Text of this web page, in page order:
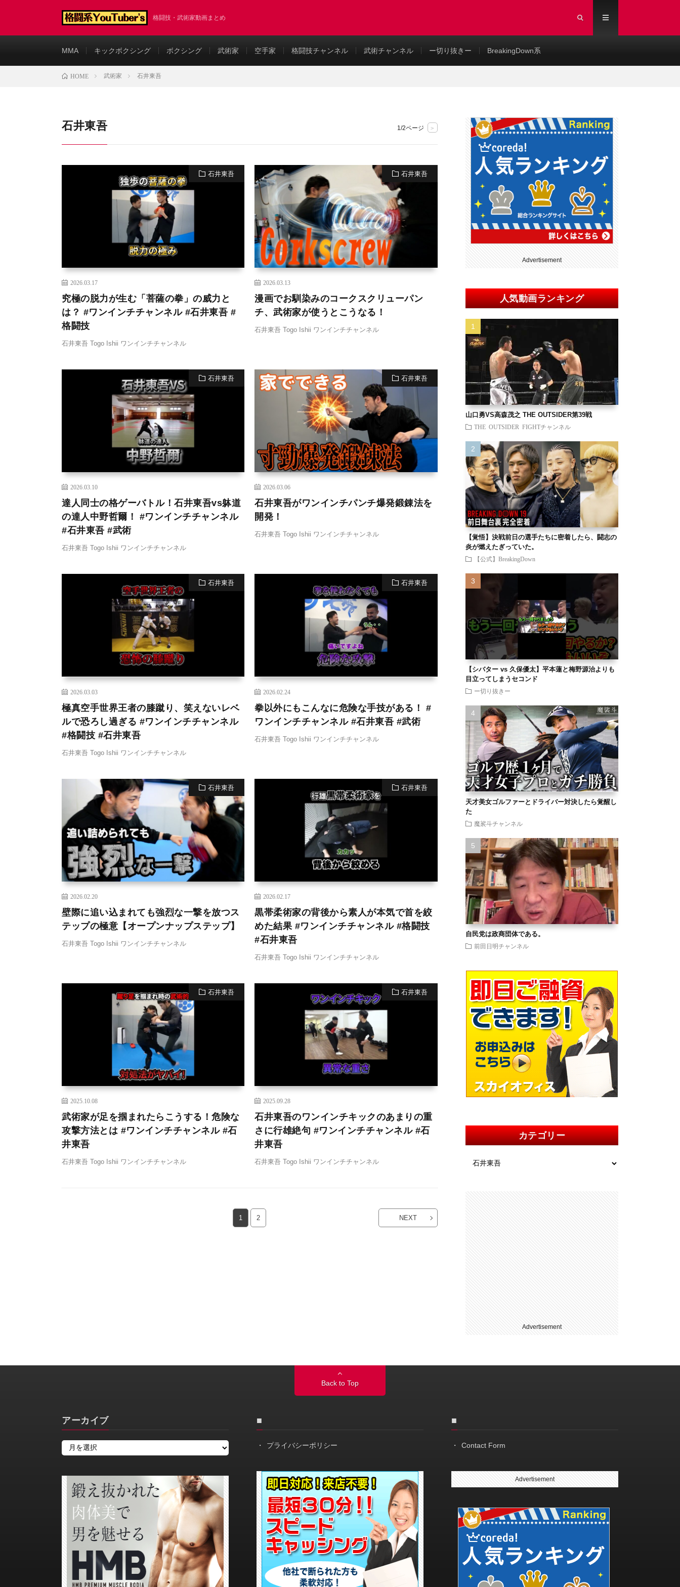
格闘技・武術家動画まとめ
MMA キックボクシング ボクシング 武術家 空手家 格闘技チャンネル 武術チャンネル ー切り抜きー BreakingDown系
HOME 武術家 石井東吾
石井東吾 1/2ページ >
石井東吾
2026.03.17
究極の脱力が生む「菩薩の拳」の威力と
は？ #ワンインチチャンネル #石井東吾 #
格闘技
石井東吾 Togo Ishii ワンインチチャンネル
石井東吾
2026.03.13
漫画でお馴染みのコークスクリューパン
チ、武術家が使うとこうなる！
石井東吾 Togo Ishii ワンインチチャンネル
石井東吾
2026.03.10
達人同士の格ゲーバトル！石井東吾vs躰道
の達人中野哲爾！ #ワンインチチャンネル
#石井東吾 #武術
石井東吾 Togo Ishii ワンインチチャンネル
石井東吾
2026.03.06
石井東吾がワンインチパンチ爆発鍛錬法を
開発！
石井東吾 Togo Ishii ワンインチチャンネル
石井東吾
2026.03.03
極真空手世界王者の膝蹴り、笑えないレベ
ルで恐ろし過ぎる #ワンインチチャンネル
#格闘技 #石井東吾
石井東吾 Togo Ishii ワンインチチャンネル
石井東吾
2026.02.24
拳以外にもこんなに危険な手技がある！ #
ワンインチチャンネル #石井東吾 #武術
石井東吾 Togo Ishii ワンインチチャンネル
石井東吾
2026.02.20
壁際に追い込まれても強烈な一撃を放つス
テップの極意【オープンナップステップ】
石井東吾 Togo Ishii ワンインチチャンネル
石井東吾
2026.02.17
黒帯柔術家の背後から素人が本気で首を絞
めた結果 #ワンインチチャンネル #格闘技
#石井東吾
石井東吾 Togo Ishii ワンインチチャンネル
石井東吾
2025.10.08
武術家が足を掴まれたらこうする！危険な
攻撃方法とは #ワンインチチャンネル #石
井東吾
石井東吾 Togo Ishii ワンインチチャンネル
石井東吾
2025.09.28
石井東吾のワンインチキックのあまりの重
さに行雄絶句 #ワンインチチャンネル #石
井東吾
石井東吾 Togo Ishii ワンインチチャンネル
1 2 NEXT
Advertisement
人気動画ランキング
山口勇VS高森茂之 THE OUTSIDER第39戦
THE OUTSIDER FIGHTチャンネル
【覚悟】決戦前日の選手たちに密着したら、闘志の
炎が燃えたぎっていた。
【公式】BreakingDown
【シバター vs 久保優太】平本蓮と梅野源治よりも
目立ってしまうセコンド
ー切り抜きー
天才美女ゴルファーとドライバー対決したら覚醒し
た
魔裟斗チャンネル
自民党は政商団体である。
前田日明チャンネル
カテゴリー
Advertisement
Back to Top
アーカイブ ■
プライバシーポリシー
■
Contact Form
Advertisement